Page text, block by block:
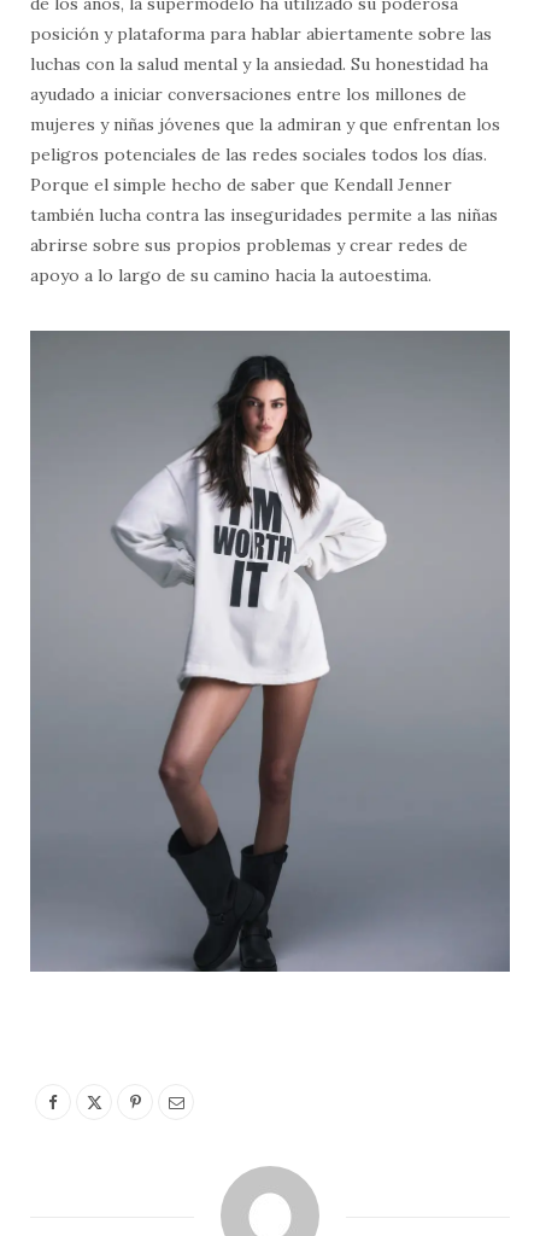
posición y plataforma para hablar abiertamente sobre las
luchas con la salud mental y la ansiedad. Su honestidad ha
ayudado a iniciar conversaciones entre los millones de
mujeres y niñas jóvenes que la admiran y que enfrentan los
peligros potenciales de las redes sociales todos los días.
Porque el simple hecho de saber que Kendall Jenner
también lucha contra las inseguridades permite a las niñas
abrirse sobre sus propios problemas y crear redes de
apoyo a lo largo de su camino hacia la autoestima.